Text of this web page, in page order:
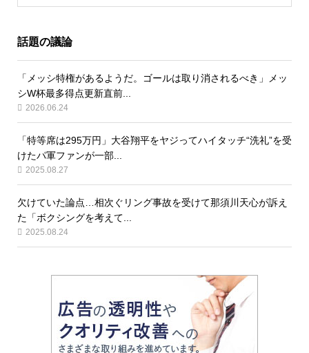
話題の議論
「メッシ特権があるようだ。ゴールは取り消されるべき」メッ
シW杯最多得点更新直前...
2026.06.24
「特等席は295万円」大谷翔平をヤジってハイタッチ“洗礼”を受
けたパ軍ファンが一部...
2025.08.27
欠けていた論点…相次ぐリング事故を受けて那須川天心が訴え
た「ボクシングを考えて...
2025.08.24